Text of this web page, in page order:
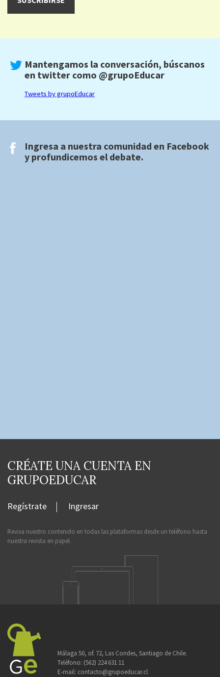
Mantengamos la conversación, búscanos
en twitter como @grupoEducar
Tweets by grupoEducar
Ingresa a nuestra comunidad en Facebook
y profundicemos el debate.
CRÉATE UNA CUENTA EN
GRUPOEDUCAR
Regístrate Ingresar
Revisa nuestro contenido en todas las plataformas desde un teléfono hasta
nuestra revista en papel.
Málaga 50, of. 72, Las Condes, Santiago de Chile.
Teléfono: (562) 224 631 11
E-mail: contacto@grupoeducar.cl